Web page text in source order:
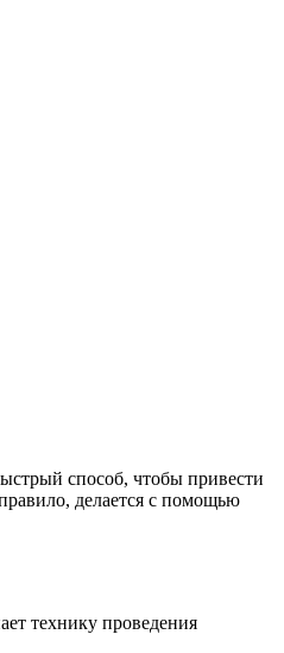
способ, чтобы привести
делается с помощью
технику проведения